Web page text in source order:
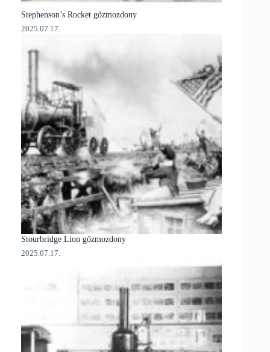
Stephenson’s Rocket gőzmozdony
2025.07.17.
Stourbridge Lion gőzmozdony
2025.07.17.